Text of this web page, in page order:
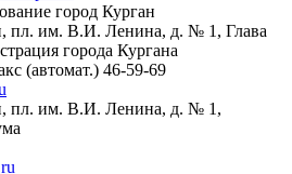
город Курган
пл. им. В.И. Ленина, д. № 1, Глава
города Кургана
(автомат.) 46-59-69
пл. им. В.И. Ленина, д. № 1,